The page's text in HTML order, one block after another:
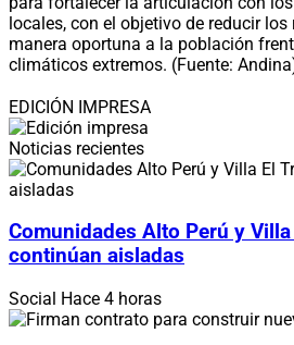
locales, con el objetivo de reducir los
manera oportuna a la población
climáticos extremos. (Fuente:
EDICIÓN IMPRESA
Noticias recientes
Comunidades Alto Perú y
continúan aisladas
Social Hace 4 horas